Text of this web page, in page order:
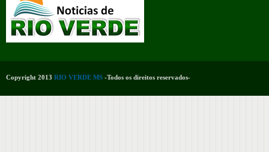
Copyright 2013 RIO VERDE MS -Todos os direitos reservados-